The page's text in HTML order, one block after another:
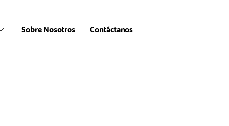
Sobre Nosotros Contáctanos